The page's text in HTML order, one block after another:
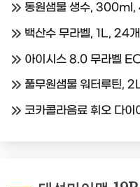
동원샘물 생수, 300ml,
백산수 무라벨, 1L, 24
아이시스 8.0 무라벨
풀무원샘물 워터루틴,
코카콜라음료 휘오 다